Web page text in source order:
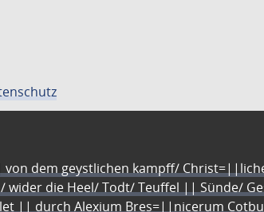
dem geystlichen kampff/
die Heel/ Todt/ Teuffel || Sünde/
|| durch Alexium Bres=||nicerum